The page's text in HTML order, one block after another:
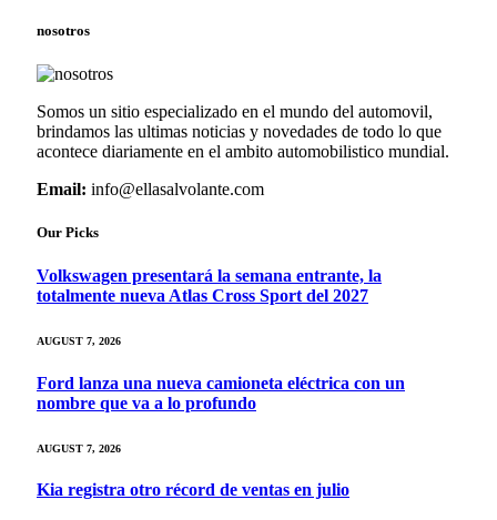
nosotros
Somos un sitio especializado en el mundo del automovil,
brindamos las ultimas noticias y novedades de todo lo que
acontece diariamente en el ambito automobilistico mundial.
Email: info@ellasalvolante.com
Our Picks
Volkswagen presentará la semana entrante, la
totalmente nueva Atlas Cross Sport del 2027
AUGUST 7, 2026
Ford lanza una nueva camioneta eléctrica con un
nombre que va a lo profundo
AUGUST 7, 2026
Kia registra otro récord de ventas en julio